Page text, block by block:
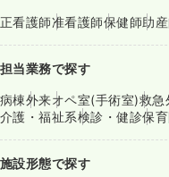
正看護師准看護師保健師助
担当業務で探す
病棟外来オペ室(手術室)救急
介護・福祉系検診・健診保
施設形態で探す